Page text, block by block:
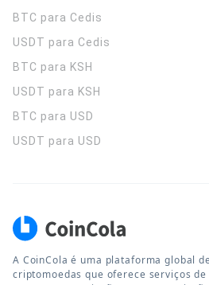
BTC para Cedis
USDT para Cedis
BTC para KSH
USDT para KSH
BTC para USD
USDT para USD
A CoinCola é uma plataforma global
criptomoedas que oferece serviços